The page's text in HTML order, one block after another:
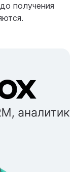
получения